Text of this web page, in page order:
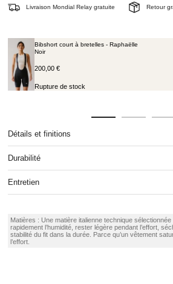
Livraison Mondial Relay gratuite Retour
Bibshort court à bretelles - Raphaëlle
Noir
200,00 €
Rupture de stock
Détails et finitions
Durabilité
Entretien
Matières : Une matière italienne technique
rapidement l’humidité, rester légère pendant l’effort,
stabilité du fit dans la durée. Parce qu’un vêtement
l’effort.